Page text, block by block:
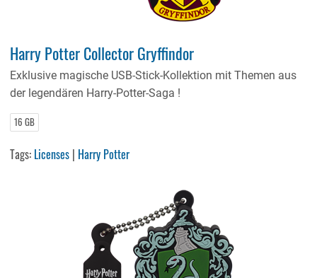
Harry Potter Collector Gryffindor
Exklusive magische USB-Stick-Kollektion mit Themen aus
der legendären Harry-Potter-Saga !
16 GB
Tags: Licenses | Harry Potter